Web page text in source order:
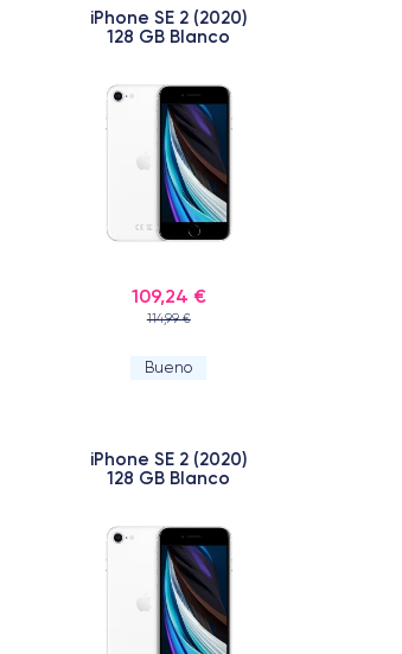
iPhone SE 2 (2020)
128 GB Blanco
109,24 €
114,99 €
Bueno
iPhone SE 2 (2020)
128 GB Blanco